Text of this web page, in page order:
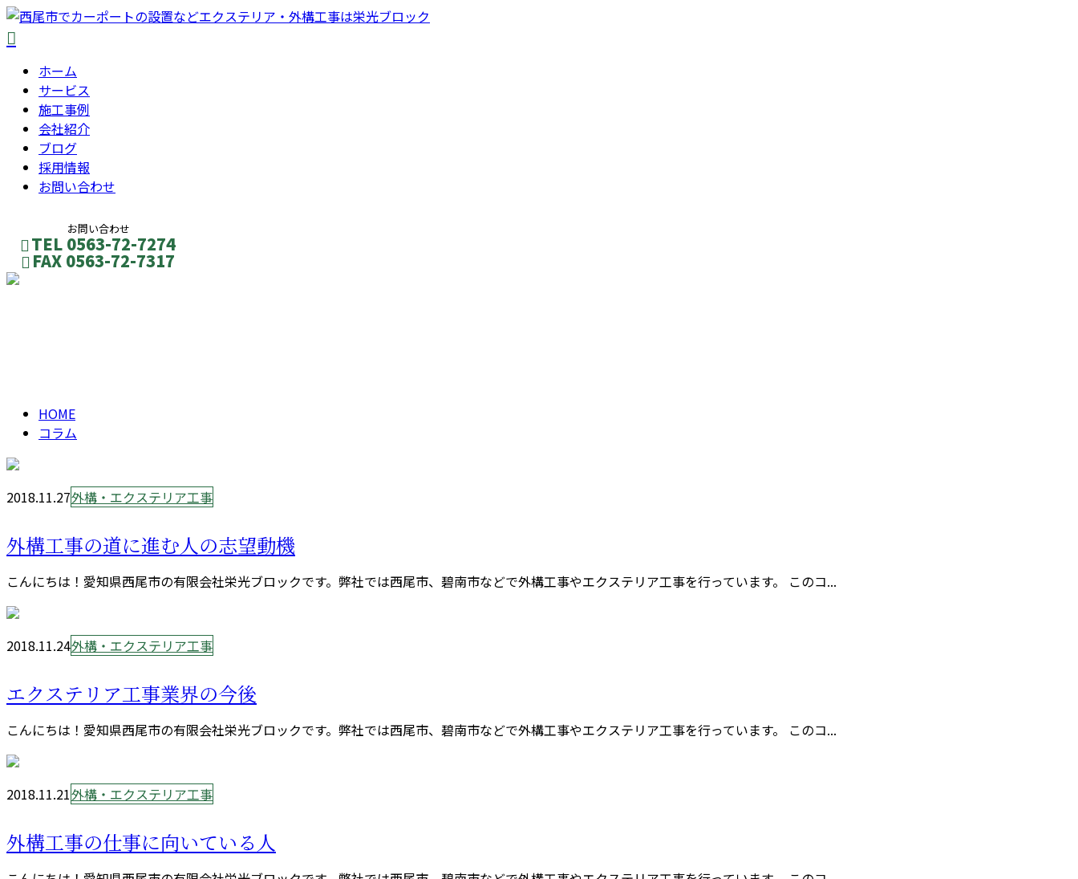
ホーム
サービス
施工事例
会社紹介
ブログ
採用情報
お問い合わせ
お問い合わせ
TEL 0563-72-7274
FAX 0563-72-7317
HOME
コラム
2018.11.27外構・エクステリア工事
外構工事の道に進む人の志望動機
こんにちは！愛知県西尾市の有限会社栄光ブロックです。弊社では西尾市、碧南市などで外構工事やエクステリア工事を行っています。 このコ...
2018.11.24外構・エクステリア工事
エクステリア工事業界の今後
こんにちは！愛知県西尾市の有限会社栄光ブロックです。弊社では西尾市、碧南市などで外構工事やエクステリア工事を行っています。 このコ...
2018.11.21外構・エクステリア工事
外構工事の仕事に向いている人